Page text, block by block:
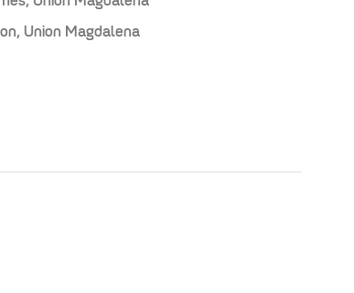
, Union Magdalena